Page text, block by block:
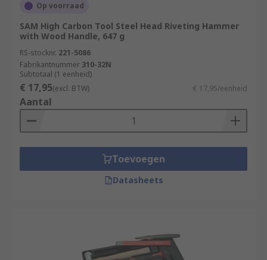
Op voorraad
SAM High Carbon Tool Steel Head Riveting Hammer
with Wood Handle, 647 g
RS-stocknr. 221-5086
Fabrikantnummer 310-32N
Subtotaal (1 eenheid)
€ 17,95(excl. BTW) € 17,95/eenheid
Aantal
Toevoegen
Datasheets